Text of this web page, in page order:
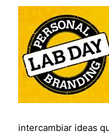
intercambiar ideas